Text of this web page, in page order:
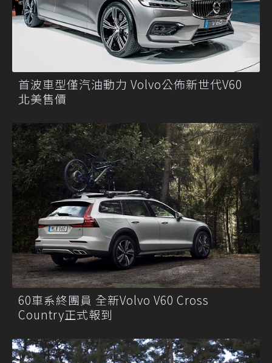
首波車型僅汽油動力 Volvo公佈新世代V60
北美售價
60車系終團員 全新Volvo V60 Cross
Country正式報到